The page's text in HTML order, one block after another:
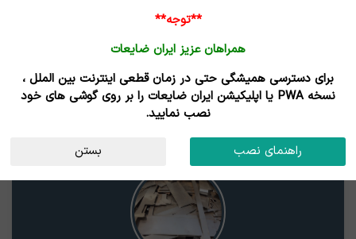
قیمت روز خریداران فروشندگان
نتایج جستجوی قیمت
خراسان شمالی
**توجه**
همراهان عزیز ایران ضایعات
برای دسترسی همیشگی حتی در زمان قطعی اینترنت بین الملل ،
نسخه PWA یا اپلیکیشن ایران ضایعات را بر روی گوشی های خود
نصب نمایید.
راهنمای نصب بستن